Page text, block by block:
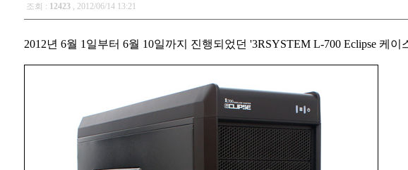
조회 : 12423 , 2012/06/14 13:21
2012년 6월 1일부터 6월 10일까지 진행되었던 '3RSYSTEM L-700 Eclipse 케